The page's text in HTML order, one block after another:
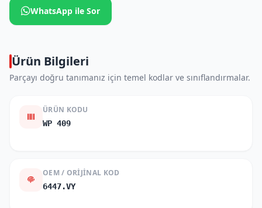
WhatsApp ile Sor
Ürün Bilgileri
Parçayı doğru tanımanız için temel kodlar ve sınıflandırmalar.
ÜRÜN KODU
WP 409
OEM / ORIJINAL KOD
6447.VY